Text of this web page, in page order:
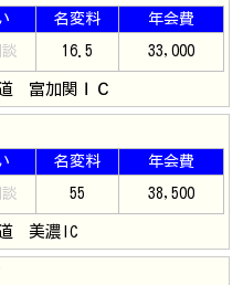
名変料 年会費
16.5 33,000
富加関ＩＣ
名変料 年会費
55 38,500
美濃IC